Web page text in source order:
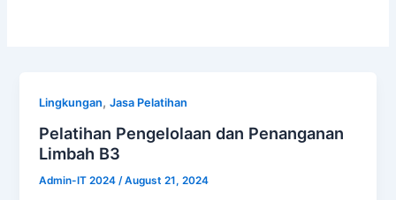
Lingkungan,Jasa Pelatihan
Pelatihan Pengelolaan dan Penanganan
Limbah B3
Admin-IT 2024 /August 21, 2024